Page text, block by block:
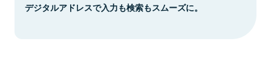
デジタルアドレスで入力も検索もスムーズに。